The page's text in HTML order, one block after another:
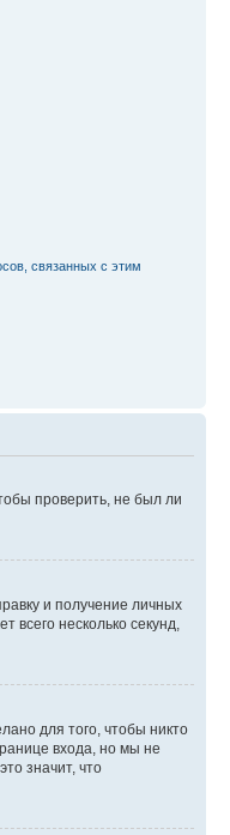
связанных с этим
проверить, не был ли
и получение личных
несколько секунд,
для того, чтобы никто
входа, но мы не
значит, что